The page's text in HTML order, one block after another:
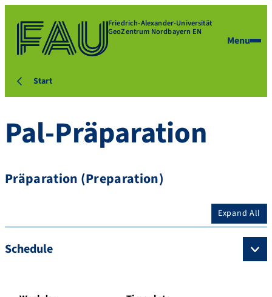
Friedrich-Alexander-Universität
GeoZentrum Nordbayern EN
Menu
Start
Pal-Präparation
Präparation (Preparation)
Expand All
Schedule